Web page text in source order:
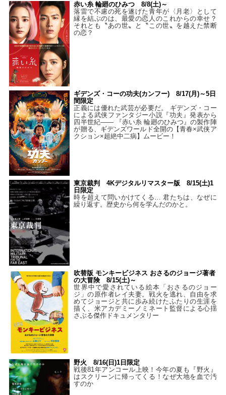
赤い糸 輪廻のひみつ 8/8(土)～
落雷で不慮の死を遂げた青年が〈月老〉として
縁を結ぶのは、最愛の恋人のこれからの幸せ？
それとも〝あの世〟と〝この世〟を越えた禁断
の恋？
ギデンズ・コーの功夫(カンフー) 8/17(月)～5日
間限定
正義には優れた武芸が必要だ。 ギデンズ・コー
による武侠ファンタジー小説『功夫』発表から
四半世紀―― 『赤い糸 輪廻のひみつ』の製作陣
が贈る、ギデンズワールド全開の【青春×武侠ア
クション×超絶中二病】ムービー！
東京裁判 4Kデジタルリマスター版 8/15(土)1
日限定
時を超えて問いかけてくる… 君たちは、なぜに
繰り返す。歴史から何を学んだのかと。
吹替版 モンキービジネス おさるのジョージ著者
の大冒険 8/15(土)～
世界中で愛されている絵本「おさるのジョー
ジ」の原作者レイ夫妻。戦火を逃れ、自由を求
めてジョージと共に歩み続けたふたりの生涯を
描く、米アカデミーノミネート監督による心揺
さぶる傑作ドキュメンタリー
野火 8/16(日)1日限定
戦後81年アンコール上映！今年の夏も『野火』
はスクリーンに帰ってくる！なぜ大地を血で汚
すのか